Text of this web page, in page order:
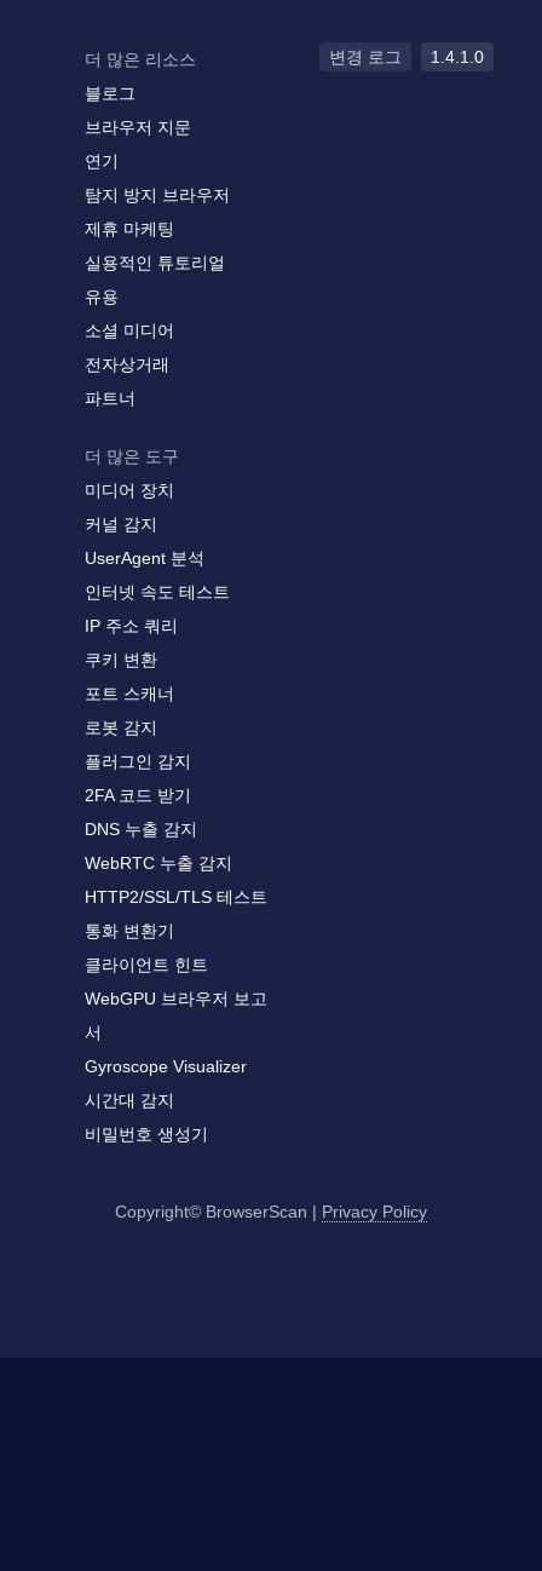
더 많은 리소스
블로그
브라우저 지문
연기
탐지 방지 브라우저
제휴 마케팅
실용적인 튜토리얼
유용
소셜 미디어
전자상거래
파트너
더 많은 도구
미디어 장치
커널 감지
UserAgent 분석
인터넷 속도 테스트
IP 주소 쿼리
쿠키 변환
포트 스캐너
로봇 감지
플러그인 감지
2FA 코드 받기
DNS 누출 감지
WebRTC 누출 감지
HTTP2/SSL/TLS 테스트
통화 변환기
클라이언트 힌트
WebGPU 브라우저 보고
서
Gyroscope Visualizer
시간대 감지
비밀번호 생성기
변경 로그 1.4.1.0
Copyright© BrowserScan | Privacy Policy